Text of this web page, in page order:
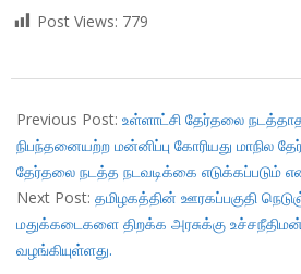
Post Views: 779
11-
14
Previous Post: உள்ளாட்சி தேர்தலை
நிபந்தனையற்ற மன்னிப்பு கோரியது மாநில
தேர்தலை நடத்த நடவடிக்கை எடுக்கப்படும்
Next Post: தமிழகத்தின் ஊரகப்பகுதி
மதுக்கடைகளை திறக்க அரசுக்கு
வழங்கியுள்ளது.